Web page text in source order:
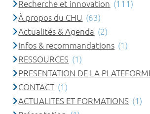
Recherche et innovation (111)
À propos du CHU (63)
Actualités & Agenda (2)
Infos & recommandations (1)
RESSOURCES (1)
PRESENTATION DE LA
CONTACT (1)
ACTUALITES ET FORMATIONS (1)